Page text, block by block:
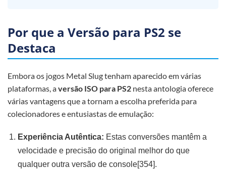
Por que a Versão para PS2 se
Destaca
Embora os jogos Metal Slug tenham aparecido em várias
plataformas, aversão ISO para PS2 nesta antologia oferece
várias vantagens que a tornam a escolha preferida para
colecionadores e entusiastas de emulação:
Experiência Autêntica: Estas conversões mantêm a
velocidade e precisão do original melhor do que
qualquer outra versão de console[354].